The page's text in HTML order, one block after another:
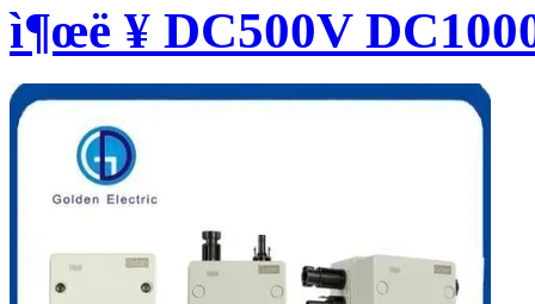
ì¶œë ¥ DC500V